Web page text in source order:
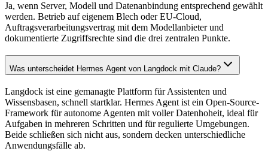
Ja, wenn Server, Modell und Datenanbindung entsprechend gewählt
werden. Betrieb auf eigenem Blech oder EU-Cloud,
Auftragsverarbeitungsvertrag mit dem Modellanbieter und
dokumentierte Zugriffsrechte sind die drei zentralen Punkte.
Was unterscheidet Hermes Agent von Langdock mit Claude?
Langdock ist eine gemanagte Plattform für Assistenten und
Wissensbasen, schnell startklar. Hermes Agent ist ein Open-Source-
Framework für autonome Agenten mit voller Datenhoheit, ideal für
Aufgaben in mehreren Schritten und für regulierte Umgebungen.
Beide schließen sich nicht aus, sondern decken unterschiedliche
Anwendungsfälle ab.